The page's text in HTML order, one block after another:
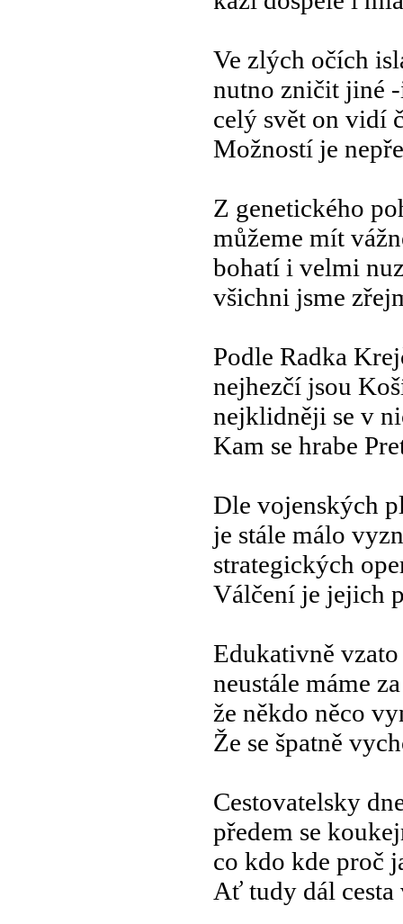
Ve zlých očích
nutno zničit jiné
celý svět on vidí
Možností je
Z genetického
můžeme mít
bohatí i velmi
všichni jsme
Podle Radka
nejhezčí jsou
nejklidněji se v
Kam se hrabe
Dle vojenských
je stále málo
strategických
Válčení je jejich
Edukativně vzato
neustále máme
že někdo něco
Že se špatně
Cestovatelsky
předem se
co kdo kde proč
Ať tudy dál cesta